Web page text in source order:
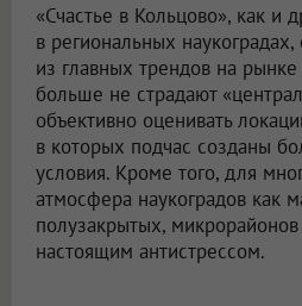
«Счастье в Кольцово», как и
в региональных
из главных трендов на
больше не страдают
объективно оценивать
в которых подчас созданы
условия. Кроме того, для
атмосфера наукоградов как
полузакрытых, микрорайонов
настоящим антистрессом.